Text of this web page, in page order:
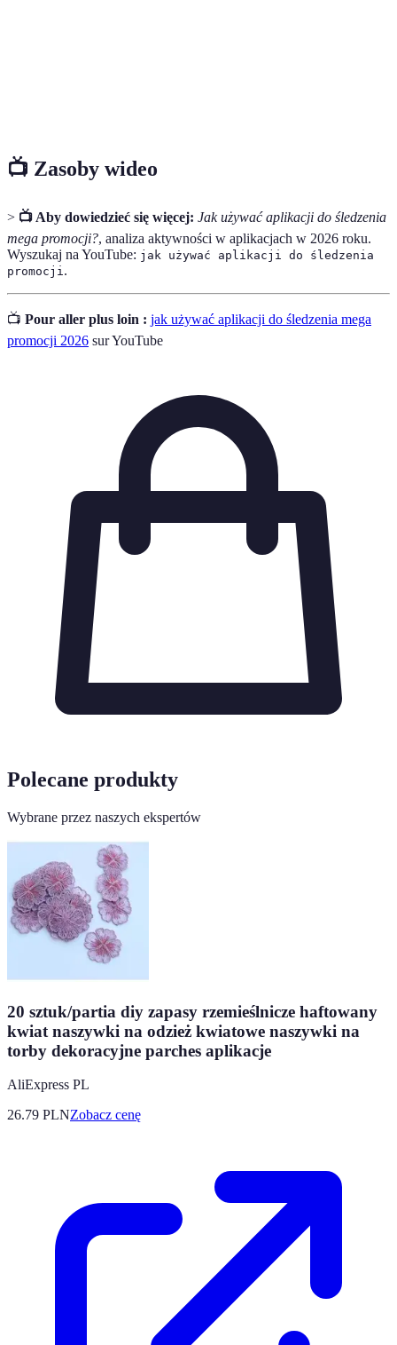
📺 Zasoby wideo
> 📺 Aby dowiedzieć się więcej: Jak używać aplikacji do śledzenia
mega promocji?, analiza aktywności w aplikacjach w 2026 roku.
Wyszukaj na YouTube: jak używać aplikacji do śledzenia
promocji.
📺 Pour aller plus loin : jak używać aplikacji do śledzenia mega
promocji 2026 sur YouTube
Polecane produkty
Wybrane przez naszych ekspertów
20 sztuk/partia diy zapasy rzemieślnicze haftowany
kwiat naszywki na odzież kwiatowe naszywki na
torby dekoracyjne parches aplikacje
AliExpress PL
26.79 PLNZobacz cenę